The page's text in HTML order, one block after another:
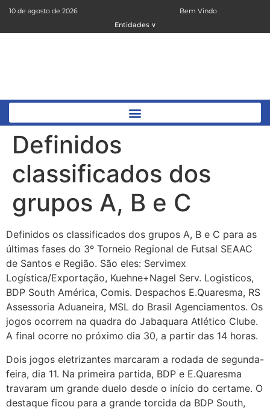
10 de agosto de 2026
Bem Vindo
Entidades ∨
Definidos
classificados dos
grupos A, B e C
Definidos os classificados dos grupos A, B e C para as
últimas fases do 3º Torneio Regional de Futsal SEAAC
de Santos e Região. São eles: Servimex
Logística/Exportação, Kuehne+Nagel Serv. Logisticos,
BDP South América, Comis. Despachos E.Quaresma, RS
Assessoria Aduaneira, MSL do Brasil Agenciamentos. Os
jogos ocorrem na quadra do Jabaquara Atlético Clube.
A final ocorre no próximo dia 30, a partir das 14 horas.
Dois jogos eletrizantes marcaram a rodada de segunda-
feira, dia 11. Na primeira partida, BDP e E.Quaresma
travaram um grande duelo desde o início do certame. O
destaque ficou para a grande torcida da BDP South,